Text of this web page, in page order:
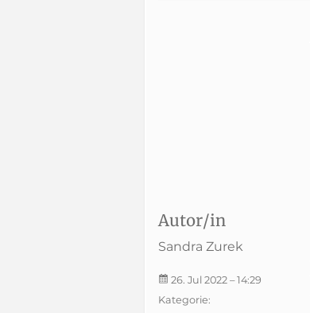
Autor/in
Sandra Zurek
26. Jul 2022 – 14:29
Kategorie: